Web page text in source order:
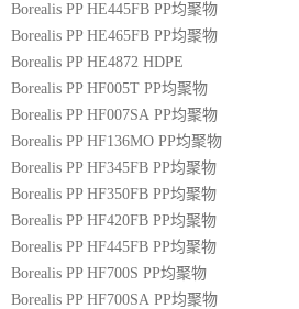
Borealis PP HE445FB PP均聚物
Borealis PP HE465FB PP均聚物
Borealis PP HE4872 HDPE
Borealis PP HF005T PP均聚物
Borealis PP HF007SA PP均聚物
Borealis PP HF136MO PP均聚物
Borealis PP HF345FB PP均聚物
Borealis PP HF350FB PP均聚物
Borealis PP HF420FB PP均聚物
Borealis PP HF445FB PP均聚物
Borealis PP HF700S PP均聚物
Borealis PP HF700SA PP均聚物